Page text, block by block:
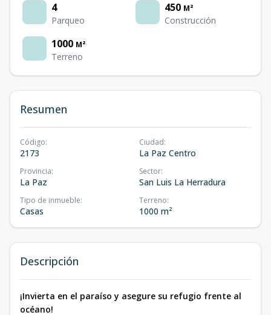
4
Parqueo
450 M²
Construcción
1000 M²
Terreno
Resumen
Código:
2173
Ciudad:
La Paz Centro
Provincia:
La Paz
Sector:
San Luis La Herradura
Tipo de inmueble:
Casas
Terreno:
1000 m²
Descripción
¡Invierta en el paraíso y asegure su refugio frente al
océano!